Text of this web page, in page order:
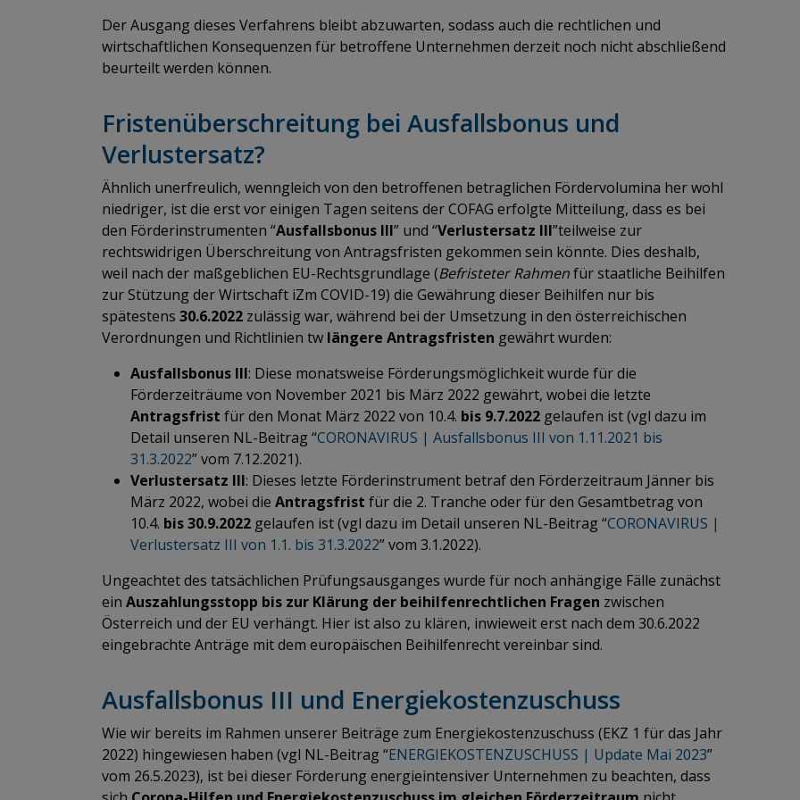
Der Ausgang dieses Verfahrens bleibt abzuwarten, sodass auch die rechtlichen und
wirtschaftlichen Konsequenzen für betroffene Unternehmen derzeit noch nicht abschließend
beurteilt werden können.
Fristenüberschreitung bei Ausfallsbonus und
Verlustersatz?
Ähnlich unerfreulich, wenngleich von den betroffenen betraglichen Fördervolumina her wohl
niedriger, ist die erst vor einigen Tagen seitens der COFAG erfolgte Mitteilung, dass es bei
den Förderinstrumenten “Ausfallsbonus III” und “Verlustersatz III”teilweise zur
rechtswidrigen Überschreitung von Antragsfristen gekommen sein könnte. Dies deshalb,
weil nach der maßgeblichen EU-Rechtsgrundlage (Befristeter Rahmenfür staatliche Beihilfen
zur Stützung der Wirtschaft iZm COVID-19) die Gewährung dieser Beihilfen nur bis
spätestens 30.6.2022 zulässig war, während bei der Umsetzung in den österreichischen
Verordnungen und Richtlinien tw längere Antragsfristen gewährt wurden:
Ausfallsbonus III: Diese monatsweise Förderungsmöglichkeit wurde für die
Förderzeiträume von November 2021 bis März 2022 gewährt, wobei die letzte
Antragsfrist für den Monat März 2022 von 10.4. bis 9.7.2022 gelaufen ist (vgl dazu im
Detail unseren NL-Beitrag “CORONAVIRUS | Ausfallsbonus III von 1.11.2021 bis
31.3.2022” vom 7.12.2021).
Verlustersatz III: Dieses letzte Förderinstrument betraf den Förderzeitraum Jänner bis
März 2022, wobei die Antragsfrist für die 2. Tranche oder für den Gesamtbetrag von
10.4. bis 30.9.2022 gelaufen ist (vgl dazu im Detail unseren NL-Beitrag “CORONAVIRUS |
Verlustersatz III von 1.1. bis 31.3.2022” vom 3.1.2022).
Ungeachtet des tatsächlichen Prüfungsausganges wurde für noch anhängige Fälle zunächst
ein Auszahlungsstopp bis zur Klärung der beihilfenrechtlichen Fragen zwischen
Österreich und der EU verhängt. Hier ist also zu klären, inwieweit erst nach dem 30.6.2022
eingebrachte Anträge mit dem europäischen Beihilfenrecht vereinbar sind.
Ausfallsbonus III und Energiekostenzuschuss
Wie wir bereits im Rahmen unserer Beiträge zum Energiekostenzuschuss (EKZ 1 für das Jahr
2022) hingewiesen haben (vgl NL-Beitrag “ENERGIEKOSTENZUSCHUSS | Update Mai 2023”
vom 26.5.2023), ist bei dieser Förderung energieintensiver Unternehmen zu beachten, dass